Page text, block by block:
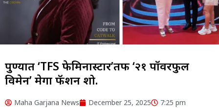
पुण्यात ‘TFS फेमिनास्टार’तर्फे ‘२१ पॉवरफुल
विमेन’ मेगा फॅशन शो.
Maha Garjana News December 25, 2025 7:25 pm